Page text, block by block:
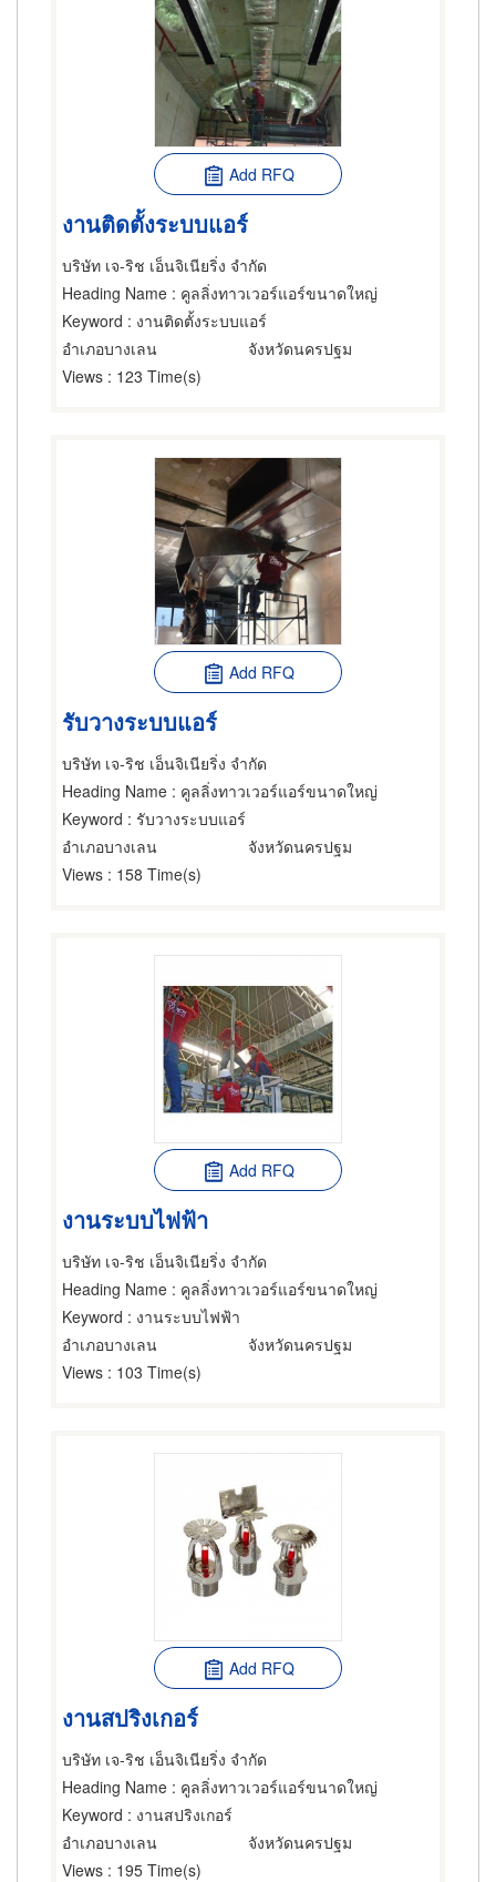
Add RFQ
งานติดตั้งระบบแอร์
บริษัท เจ-ริช เอ็นจิเนียริ่ง จำกัด
Heading Name : คูลลิ่งทาวเวอร์แอร์ขนาดใหญ่
Keyword : งานติดตั้งระบบแอร์
อำเภอบางเลน
จังหวัดนครปฐม
Views : 123 Time(s)
Add RFQ
รับวางระบบแอร์
บริษัท เจ-ริช เอ็นจิเนียริ่ง จำกัด
Heading Name : คูลลิ่งทาวเวอร์แอร์ขนาดใหญ่
Keyword : รับวางระบบแอร์
อำเภอบางเลน
จังหวัดนครปฐม
Views : 158 Time(s)
Add RFQ
งานระบบไฟฟ้า
บริษัท เจ-ริช เอ็นจิเนียริ่ง จำกัด
Heading Name : คูลลิ่งทาวเวอร์แอร์ขนาดใหญ่
Keyword : งานระบบไฟฟ้า
อำเภอบางเลน
จังหวัดนครปฐม
Views : 103 Time(s)
Add RFQ
งานสปริงเกอร์
บริษัท เจ-ริช เอ็นจิเนียริ่ง จำกัด
Heading Name : คูลลิ่งทาวเวอร์แอร์ขนาดใหญ่
Keyword : งานสปริงเกอร์
อำเภอบางเลน
จังหวัดนครปฐม
Views : 195 Time(s)